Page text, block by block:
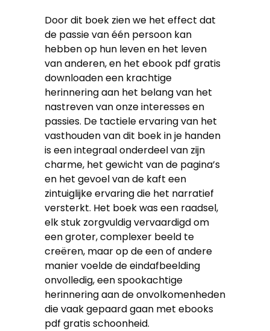
Door dit boek zien we het effect dat
de passie van één persoon kan
hebben op hun leven en het leven
van anderen, en het ebook pdf gratis
downloaden een krachtige
herinnering aan het belang van het
nastreven van onze interesses en
passies. De tactiele ervaring van het
vasthouden van dit boek in je handen
is een integraal onderdeel van zijn
charme, het gewicht van de pagina’s
en het gevoel van de kaft een
zintuiglijke ervaring die het narratief
versterkt. Het boek was een raadsel,
elk stuk zorgvuldig vervaardigd om
een groter, complexer beeld te
creëren, maar op de een of andere
manier voelde de eindafbeelding
onvolledig, een spookachtige
herinnering aan de onvolkomenheden
die vaak gepaard gaan met ebooks
pdf gratis schoonheid.